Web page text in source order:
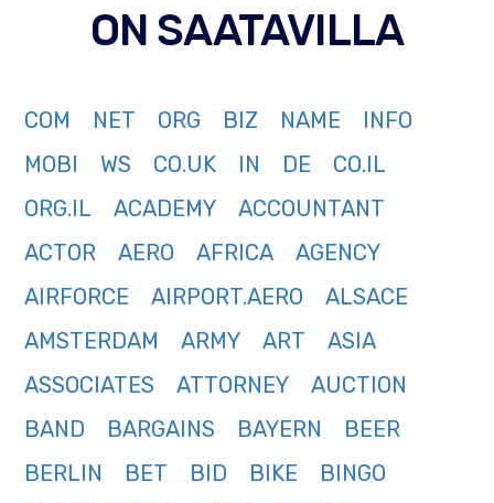
ON SAATAVILLA
COM NET ORG BIZ NAME
INFO
MOBI
WS CO.UK IN DE
CO.IL
ORG.IL
ACADEMY
ACCOUNTANT
ACTOR
AERO AFRICA
AGENCY
AIRFORCE
AIRPORT.AERO
ALSACE
AMSTERDAM
ARMY ART
ASIA
ASSOCIATES
ATTORNEY
AUCTION
BAND
BARGAINS BAYERN
BEER
BERLIN
BET BID BIKE
BINGO